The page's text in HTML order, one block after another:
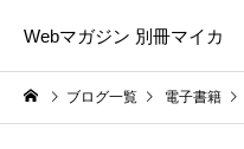
Webマガジン 別冊マイカ
ブログ一覧 電子書籍